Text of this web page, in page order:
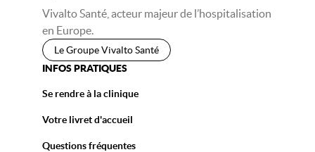
Vivalto Santé, acteur majeur de l’hospitalisation
en Europe.
Le Groupe Vivalto Santé
INFOS PRATIQUES
Se rendre à la clinique
Votre livret d'accueil
Questions fréquentes